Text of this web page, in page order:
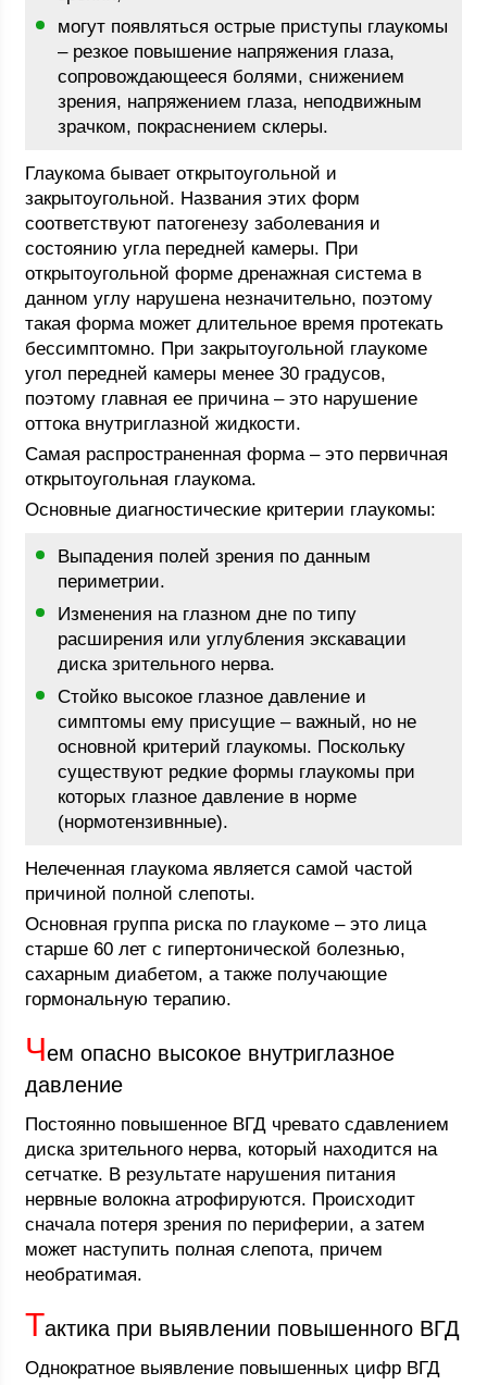
могут появляться острые приступы глаукомы
– резкое повышение напряжения глаза,
сопровождающееся болями, снижением
зрения, напряжением глаза, неподвижным
зрачком, покраснением склеры.
Глаукома бывает открытоугольной и
закрытоугольной. Названия этих форм
соответствуют патогенезу заболевания и
состоянию угла передней камеры. При
открытоугольной форме дренажная система в
данном углу нарушена незначительно, поэтому
такая форма может длительное время протекать
бессимптомно. При закрытоугольной глаукоме
угол передней камеры менее 30 градусов,
поэтому главная ее причина – это нарушение
оттока внутриглазной жидкости.
Самая распространенная форма – это первичная
открытоугольная глаукома.
Основные диагностические критерии глаукомы:
Выпадения полей зрения по данным
периметрии.
Изменения на глазном дне по типу
расширения или углубления экскавации
диска зрительного нерва.
Стойко высокое глазное давление и
симптомы ему присущие – важный, но не
основной критерий глаукомы. Поскольку
существуют редкие формы глаукомы при
которых глазное давление в норме
(нормотензивнные).
Нелеченная глаукома является самой частой
причиной полной слепоты.
Основная группа риска по глаукоме – это лица
старше 60 лет с гипертонической болезнью,
сахарным диабетом, а также получающие
гормональную терапию.
Чем опасно высокое внутриглазное
давление
Постоянно повышенное ВГД чревато сдавлением
диска зрительного нерва, который находится на
сетчатке. В результате нарушения питания
нервные волокна атрофируются. Происходит
сначала потеря зрения по периферии, а затем
может наступить полная слепота, причем
необратимая.
Тактика при выявлении повышенного ВГД
Однократное выявление повышенных цифр ВГД